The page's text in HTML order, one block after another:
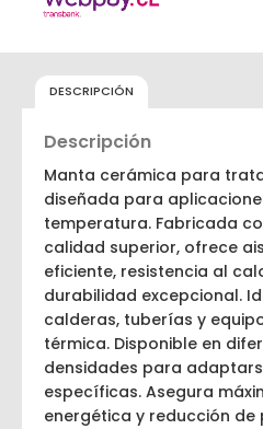
DESCRIPCIÓN
Descripción
Manta cerámica para
diseñada para
temperatura. Fabricada
calidad superior, ofrece
eficiente, resistencia al
durabilidad excepcional.
calderas, tuberías y
térmica. Disponible en
densidades para
específicas. Asegura
energética y reducción